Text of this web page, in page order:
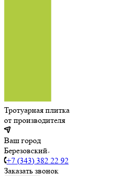
Тротуарная плитка
от производителя
Ваш город
Березовский
+7 (343) 382 22 92
Заказать звонок